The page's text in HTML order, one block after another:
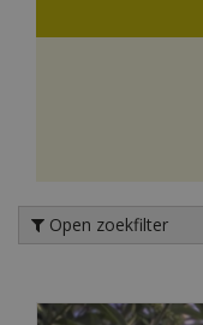
Open zoekfilter